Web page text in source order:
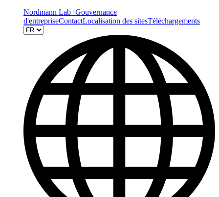
Nordmann Lab+Gouvernance
d'entrepriseContactLocalisation des sitesTéléchargements